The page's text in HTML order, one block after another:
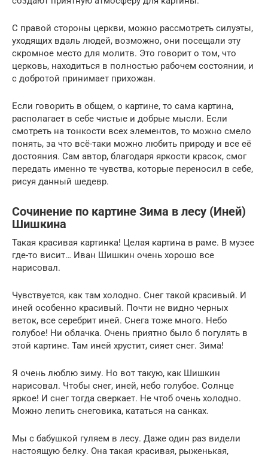
С правой стороны церкви, можно рассмотреть силуэты,
уходящих вдаль людей, возможно, они посещали эту
скромное место для молитв. Это говорит о том, что
церковь, находиться в полностью рабочем состоянии, и
с добротой принимает прихожан.
Если говорить в общем, о картине, то сама картина,
располагает в себе чистые и добрые мысли. Если
смотреть на тонкости всех элементов, то можно смело
понять, за что всё-таки можно любить природу и все её
достояния. Сам автор, благодаря яркости красок, смог
передать именно те чувства, которые переносил в себе,
рисуя данный шедевр.
Сочинение по картине Зима в лесу (Иней)
Шишкина
Такая красивая картинка! Целая картина в раме. В музее
где-то висит… Иван Шишкин очень хорошо все
нарисовал.
Чувствуется, как там холодно. Снег такой красивый. И
иней особенно красивый. Почти не видно черных
веток, все серебрит иней. Снега тоже много. Небо
голубое! Ни облачка. Очень приятно было б погулять в
этой картине. Там иней хрустит, сияет снег. Зима!
Я очень люблю зиму. Но вот такую, как Шишкин
нарисовал. Чтобы снег, иней, небо голубое. Солнце
яркое! И снег тогда сверкает. Не чтоб очень холодно.
Можно лепить снеговика, кататься на санках.
Мы с бабушкой гуляем в лесу. Даже один раз видели
настоящую белку. Она такая красивая, рыженькая,